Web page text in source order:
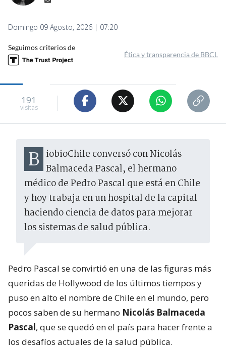
Domingo 09 Agosto, 2026 | 07:20
Seguimos criterios de
Ética y transparencia de BBCL
191
visitas
BiobioChile conversó con Nicolás Balmaceda Pascal, el hermano
médico de Pedro Pascal que está en Chile
y hoy trabaja en un hospital de la capital
haciendo ciencia de datos para mejorar
los sistemas de salud pública.
Pedro Pascal se convirtió en una de las figuras más
queridas de Hollywood de los últimos tiempos y
puso en alto el nombre de Chile en el mundo, pero
pocos saben de su hermano Nicolás Balmaceda
Pascal, que se quedó en el país para hacer frente a
los desafíos actuales de la salud pública.